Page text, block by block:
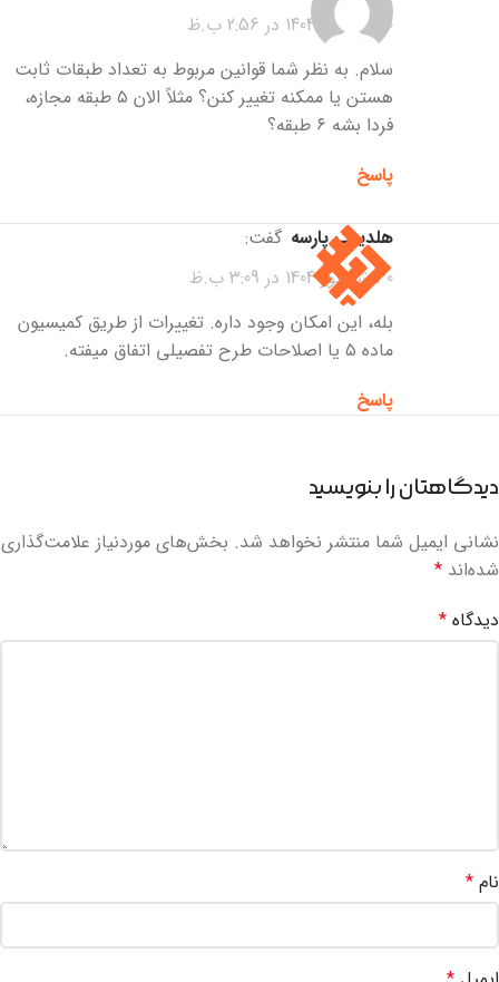
30 شهریور 1404 در 2:56 ب.ظ
سلام. به نظر شما قوانین مربوط به تعداد طبقات ثابت
هستن یا ممکنه تغییر کنن؟ مثلاً الان ۵ طبقه مجازه،
فردا بشه ۶ طبقه؟
پاسخ
هلدینگ پارسه گفت:
30 شهریور 1404 در 3:09 ب.ظ
بله، این امکان وجود داره. تغییرات از طریق کمیسیون
ماده ۵ یا اصلاحات طرح تفصیلی اتفاق میفته.
پاسخ
دیدگاهتان را بنویسید
نشانی ایمیل شما منتشر نخواهد شد. بخش‌های موردنیاز علامت‌گذاری
شده‌اند *
دیدگاه *
نام *